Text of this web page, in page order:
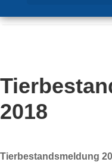
2018
Tierbestandsmeldung